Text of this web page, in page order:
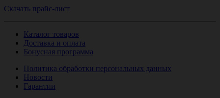
Скачать прайс-лист
Каталог товаров
Доставка и оплата
Бонусная программа
Политика обработки персональных данных
Новости
Гарантии